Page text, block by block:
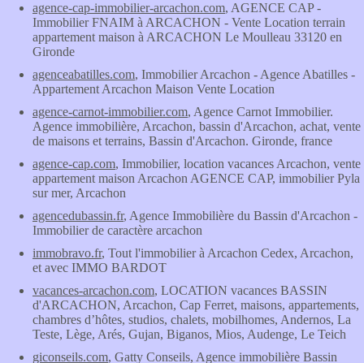
agence-cap-immobilier-arcachon.com, AGENCE CAP -
Immobilier FNAIM à ARCACHON - Vente Location terrain
appartement maison à ARCACHON Le Moulleau 33120 en
Gironde
agenceabatilles.com, Immobilier Arcachon - Agence Abatilles -
Appartement Arcachon Maison Vente Location
agence-carnot-immobilier.com, Agence Carnot Immobilier.
Agence immobilière, Arcachon, bassin d'Arcachon, achat, vente
de maisons et terrains, Bassin d'Arcachon. Gironde, france
agence-cap.com, Immobilier, location vacances Arcachon, vente
appartement maison Arcachon AGENCE CAP, immobilier Pyla
sur mer, Arcachon
agencedubassin.fr, Agence Immobilière du Bassin d'Arcachon -
Immobilier de caractère arcachon
immobravo.fr, Tout l'immobilier à Arcachon Cedex, Arcachon,
et avec IMMO BARDOT
vacances-arcachon.com, LOCATION vacances BASSIN
d'ARCACHON, Arcachon, Cap Ferret, maisons, appartements,
chambres d’hôtes, studios, chalets, mobilhomes, Andernos, La
Teste, Lège, Arés, Gujan, Biganos, Mios, Audenge, Le Teich
giconseils.com, Gatty Conseils, Agence immobilière Bassin